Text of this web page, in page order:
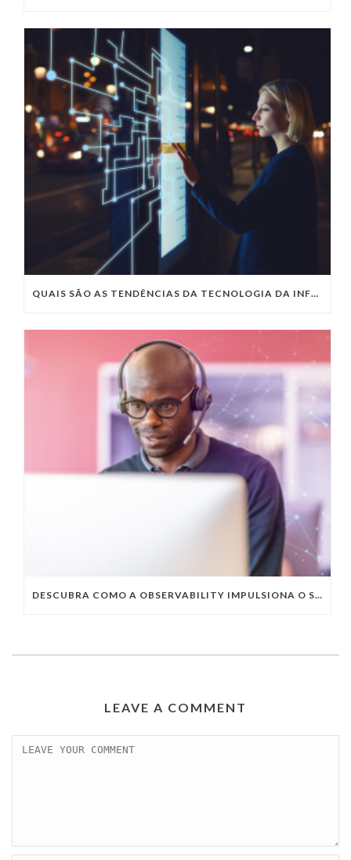
QUAIS SÃO AS TENDÊNCIAS DA TECNOLOGIA DA INFORMAÇÃO PARA 2023?
DESCUBRA COMO A OBSERVABILITY IMPULSIONA O SUCESSO DO SEU NEGÓCIO
LEAVE A COMMENT